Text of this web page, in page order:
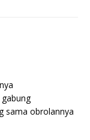
sama obrolannya